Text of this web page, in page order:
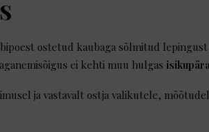
ostetud kaubaga sõlmitud lepingust
ei kehti muu hulgas
ja vastavalt ostja valikutele,